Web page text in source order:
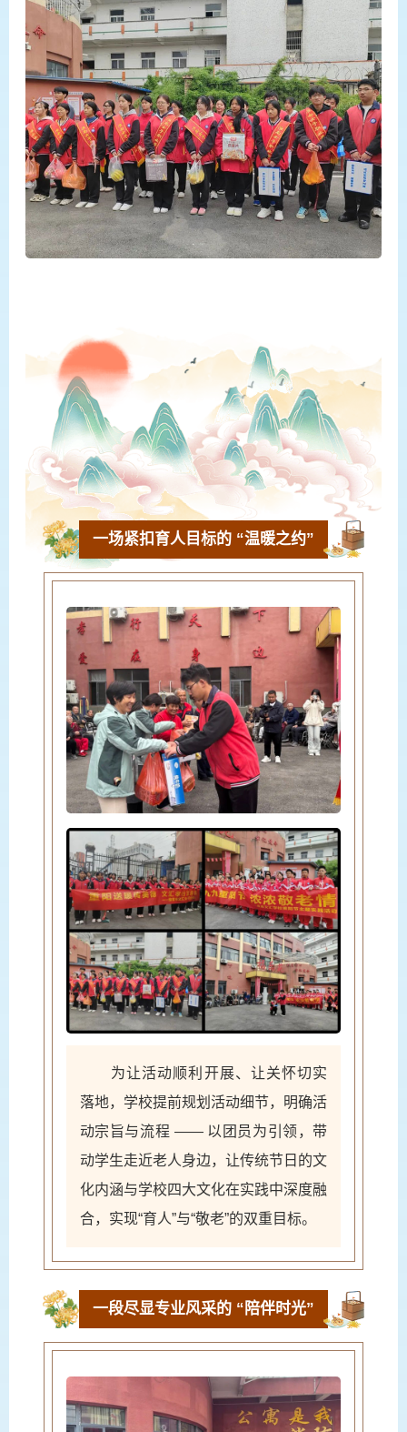
一场紧扣育人目标的 “温暖之约”
为让活动顺利开展、让关怀切实
落地，学校提前规划活动细节，明确活
动宗旨与流程 —— 以团员为引领，带
动学生走近老人身边，让传统节日的文
化内涵与学校四大文化在实践中深度融
合，实现“育人”与“敬老”的双重目标。
一段尽显专业风采的 “陪伴时光”